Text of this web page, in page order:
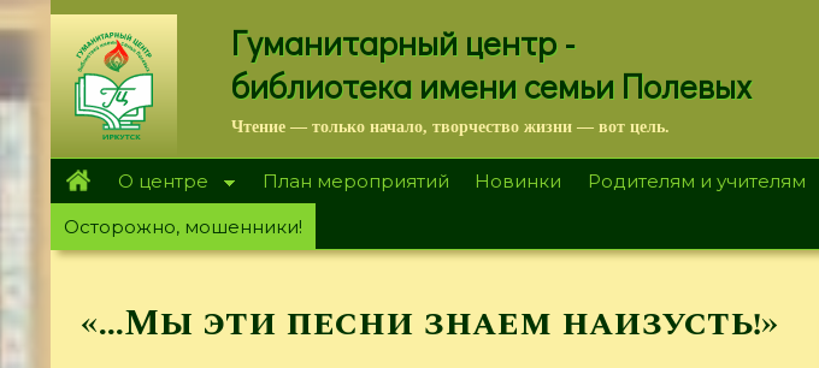
Перейти
к
основному
содержанию
Гуманитарный центр -
библиотека имени семьи Полевых
Чтение — только начало, творчество жизни — вот цель.
О центре План мероприятий Новинки Родителям и учителям
Осторожно, мошенники!
«…Мы эти песни знаем наизусть!»